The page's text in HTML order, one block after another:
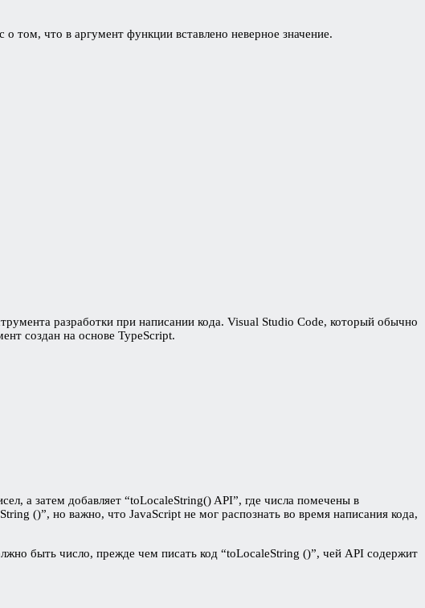
том, что в аргумент функции вставлено неверное значение.
разработки при написании кода. Visual Studio Code, который обычно
создан на основе TypeScript.
а затем добавляет “toLocaleString() API”, где числа помечены в
()”, но важно, что JavaScript не мог распознать во время написания кода,
быть число, прежде чем писать код “toLocaleString ()”, чей API содержит